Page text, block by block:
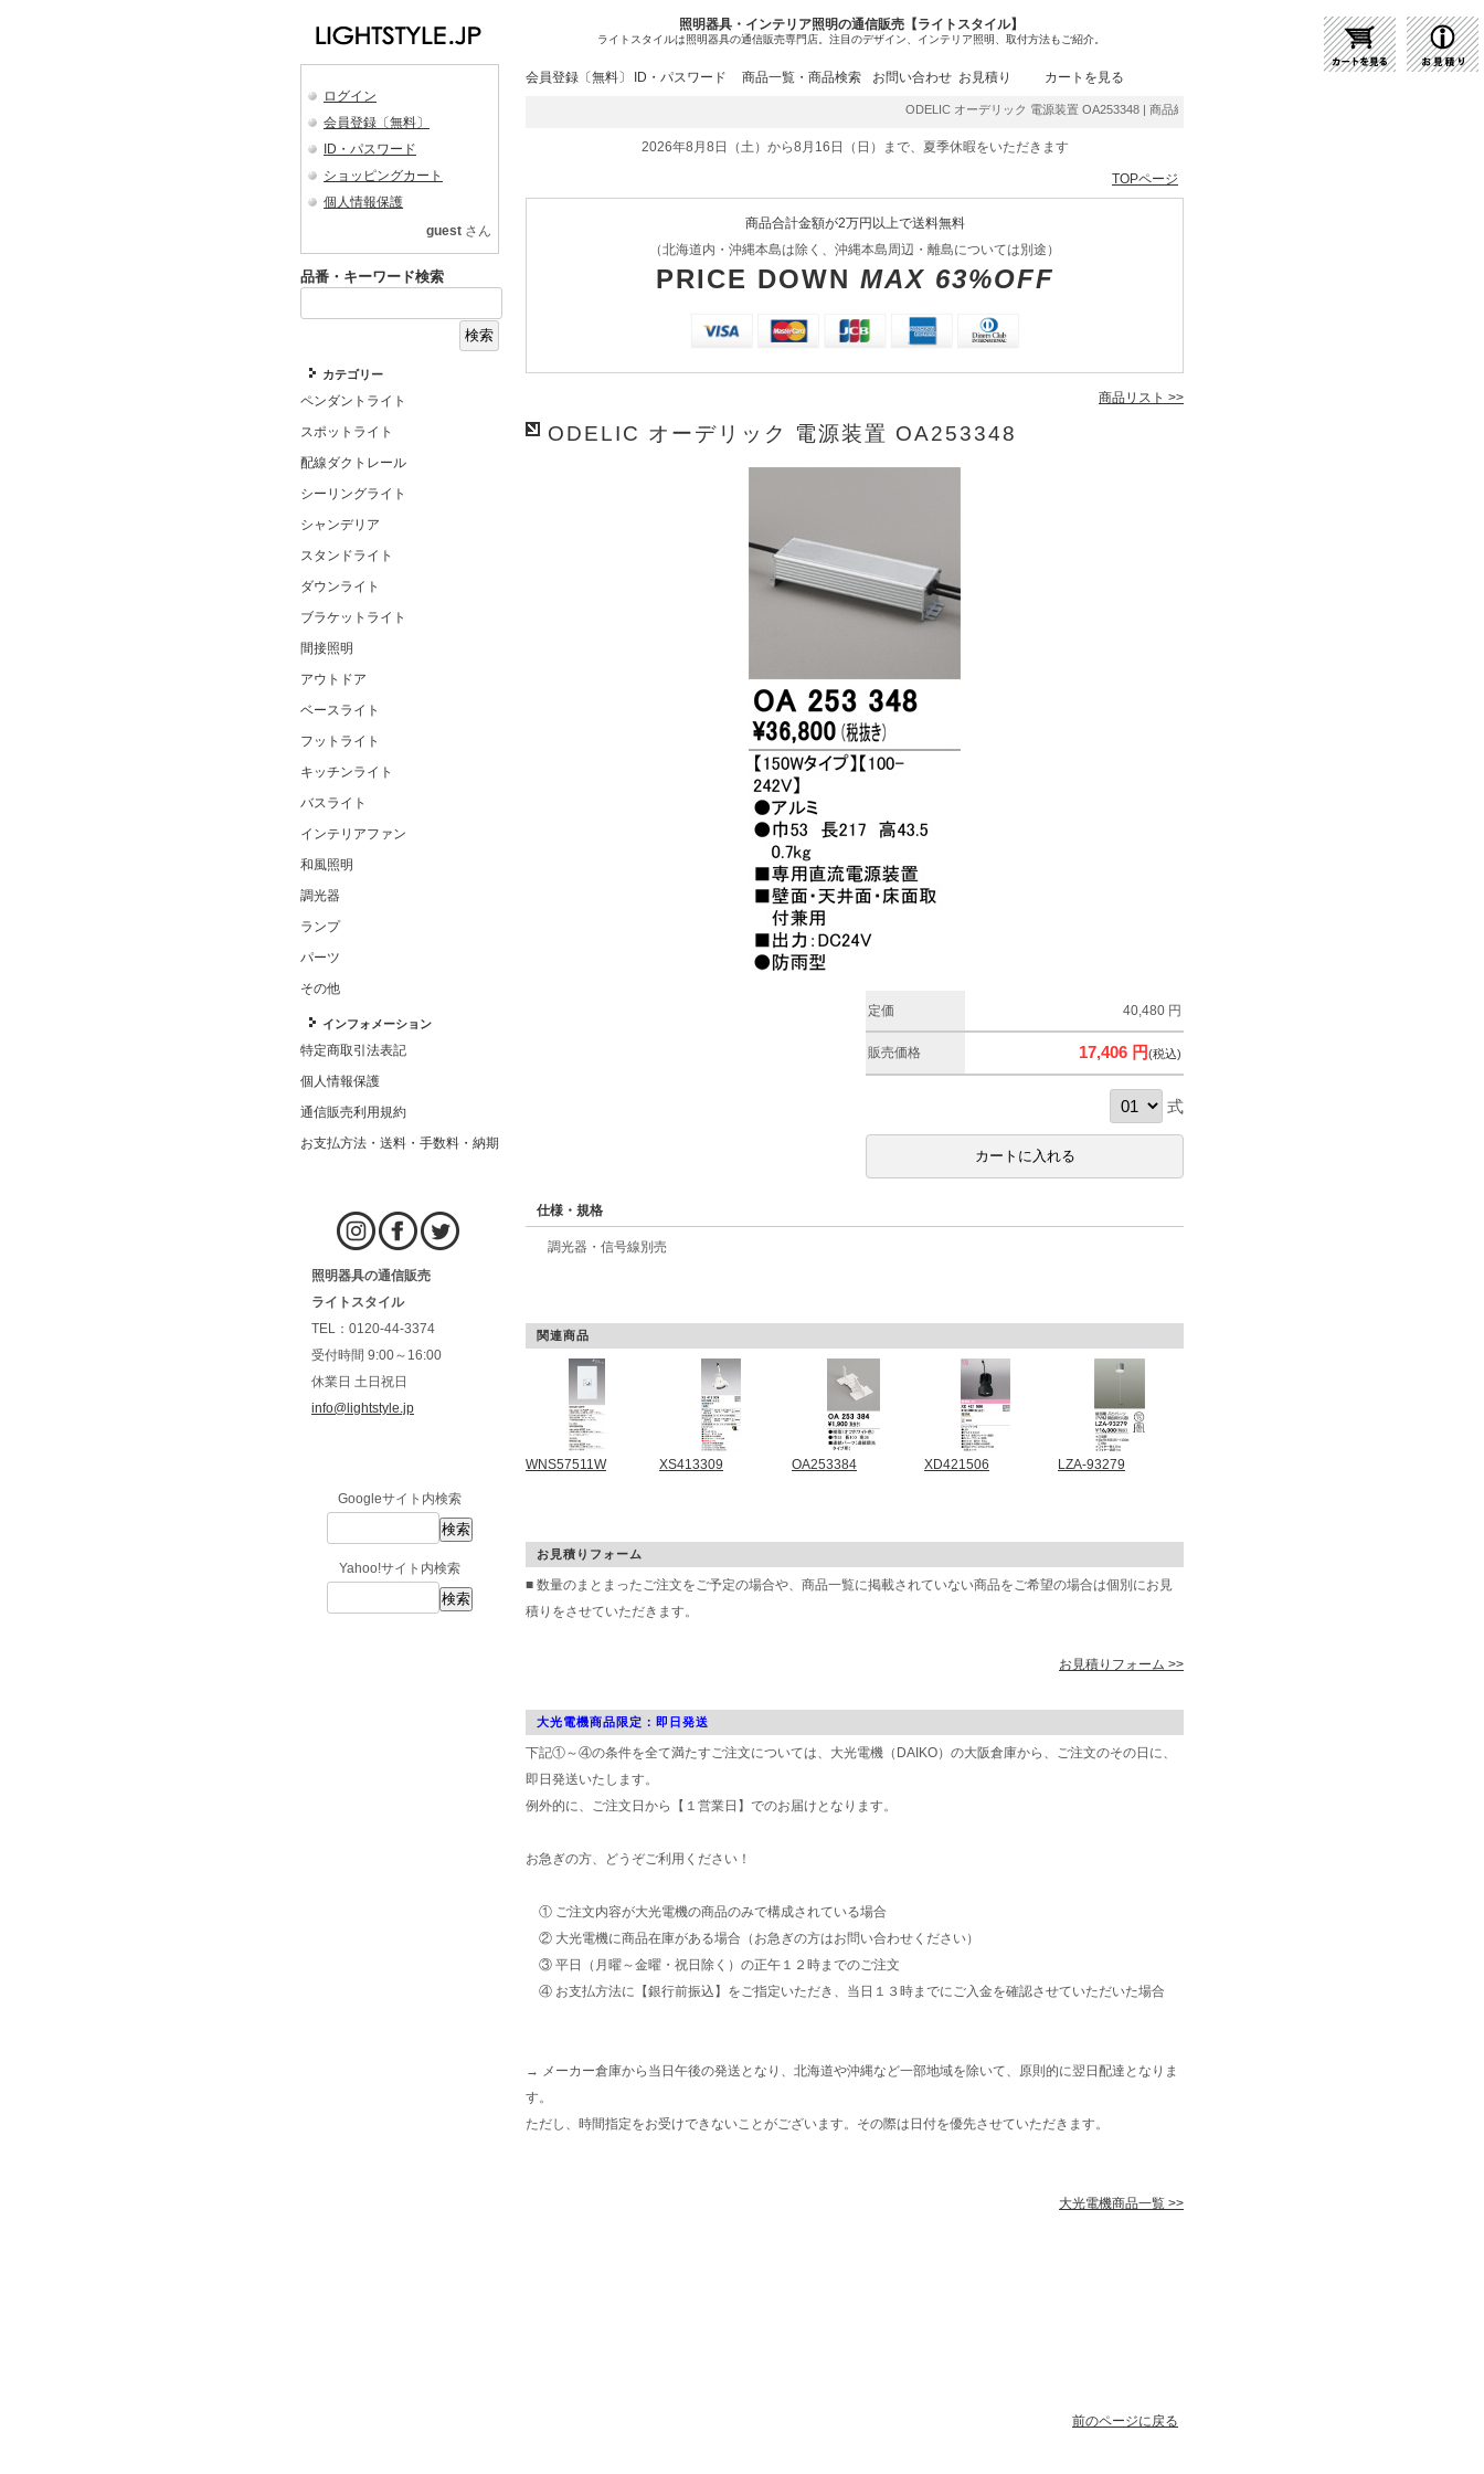
照明器具・インテリア照明の通信販売【ライトスタイル】
ライトスタイルは照明器具の通信販売専門店。注目のデザイン、インテリア照明、取付方法もご紹介。
ログイン
会員登録〔無料〕
ID・パスワード
ショッピングカート
個人情報保護
guest さん
品番・キーワード検索
カテゴリー
ペンダントライト
スポットライト
配線ダクトレール
シーリングライト
シャンデリア
スタンドライト
ダウンライト
ブラケットライト
間接照明
アウトドア
ベースライト
フットライト
キッチンライト
バスライト
インテリアファン
和風照明
調光器
ランプ
パーツ
その他
インフォメーション
特定商取引法表記
個人情報保護
通信販売利用規約
お支払方法・送料・手数料・納期
照明器具の通信販売
ライトスタイル
TEL：0120-44-3374
受付時間 9:00～16:00
休業日 土日祝日
info@lightstyle.jp
Googleサイト内検索
Yahoo!サイト内検索
会員登録〔無料〕 ID・パスワード 商品一覧・商品検索 お問い合わせ お見積り カートを見る
ODELIC オーデリック 電源装置 OA253348 | 商品紹介 | 照明器具の通販・インテリア照明の通信販売【ライト
2026年8月8日（土）から8月16日（日）まで、夏季休暇をいただきます
TOPページ
商品合計金額が2万円以上で送料無料
（北海道内・沖縄本島は除く、沖縄本島周辺・離島については別途）
PRICE DOWN MAX 63%OFF
商品リスト >>
ODELIC オーデリック 電源装置 OA253348
定価 40,480 円
販売価格 17,406 円(税込)
式
仕様・規格
調光器・信号線別売
関連商品
WNS57511W XS413309 OA253384 XD421506 LZA-93279
お見積りフォーム
■ 数量のまとまったご注文をご予定の場合や、商品一覧に掲載されていない商品をご希望の場合は個別にお見
積りをさせていただきます。
お見積りフォーム >>
大光電機商品限定：即日発送
下記①～④の条件を全て満たすご注文については、大光電機（DAIKO）の大阪倉庫から、ご注文のその日に、
即日発送いたします。
例外的に、ご注文日から【１営業日】でのお届けとなります。
お急ぎの方、どうぞご利用ください！
① ご注文内容が大光電機の商品のみで構成されている場合
② 大光電機に商品在庫がある場合（お急ぎの方はお問い合わせください）
③ 平日（月曜～金曜・祝日除く）の正午１２時までのご注文
④ お支払方法に【銀行前振込】をご指定いただき、当日１３時までにご入金を確認させていただいた場合
→ メーカー倉庫から当日午後の発送となり、北海道や沖縄など一部地域を除いて、原則的に翌日配達となりま
す。
ただし、時間指定をお受けできないことがございます。その際は日付を優先させていただきます。
大光電機商品一覧 >>
前のページに戻る